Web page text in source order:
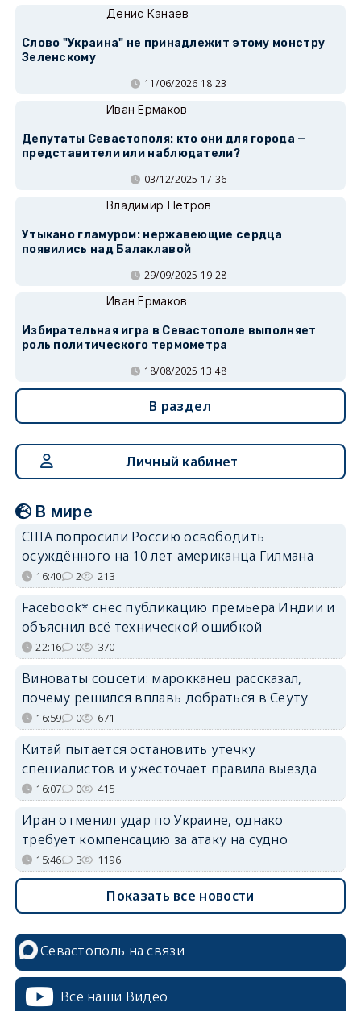
Денис Канаев
Слово "Украина" не принадлежит этому монстру
Зеленскому
11/06/2026 18:23
Иван Ермаков
Депутаты Севастополя: кто они для города —
представители или наблюдатели?
03/12/2025 17:36
Владимир Петров
Утыкано гламуром: нержавеющие сердца
появились над Балаклавой
29/09/2025 19:28
Иван Ермаков
Избирательная игра в Севастополе выполняет
роль политического термометра
18/08/2025 13:48
В раздел
Личный кабинет
В мире
США попросили Россию освободить
осуждённого на 10 лет американца Гилмана
16:40 2 213
Facebook* снёс публикацию премьера Индии и
объяснил всё технической ошибкой
22:16 0 370
Виноваты соцсети: марокканец рассказал,
почему решился вплавь добраться в Сеуту
16:59 0 671
Китай пытается остановить утечку
специалистов и ужесточает правила выезда
16:07 0 415
Иран отменил удар по Украине, однако
требует компенсацию за атаку на судно
15:46 3 1196
Показать все новости
Севастополь на связи
Все наши Видео